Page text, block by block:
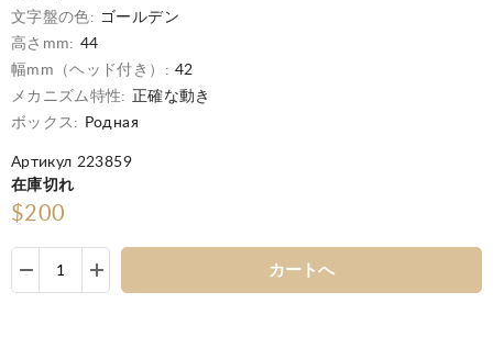
文字盤の色: ゴールデン
高さmm: 44
幅mm（ヘッド付き）: 42
メカニズム特性:
正確な動き
ボックス:
Родная
Артикул 223859
在庫切れ
$200
カートへ